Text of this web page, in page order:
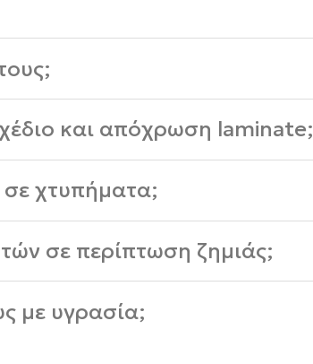
και απόχρωση laminate;
σε χτυπήματα;
σε περίπτωση ζημιάς;
με υγρασία;